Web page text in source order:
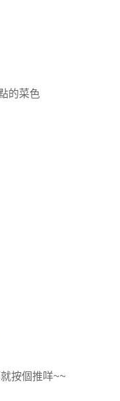
的菜色
按個推咩~~